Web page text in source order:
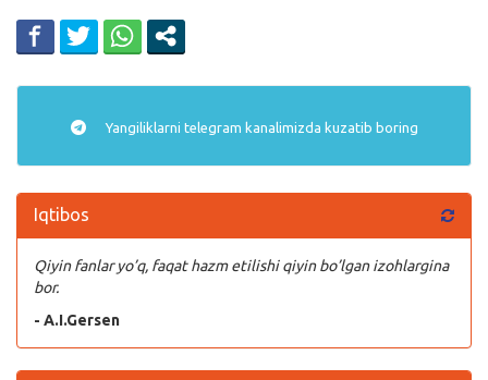
Yangiliklarni telegram kanalimizda kuzatib boring
Iqtibos
Qiyin fanlar yo’q, faqat hazm etilishi qiyin bo’lgan izohlargina
bor.
- A.I.Gersen